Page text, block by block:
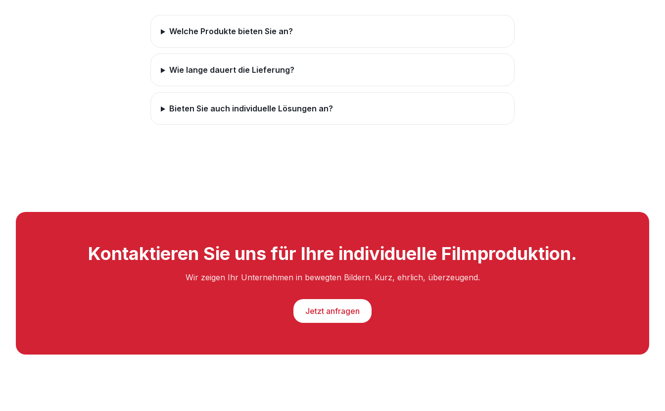
Welche Produkte bieten Sie an?
Wie lange dauert die Lieferung?
Bieten Sie auch individuelle Lösungen an?
Kontaktieren Sie uns für Ihre individuelle Filmproduktion.
Wir zeigen Ihr Unternehmen in bewegten Bildern. Kurz, ehrlich, überzeugend.
Jetzt anfragen